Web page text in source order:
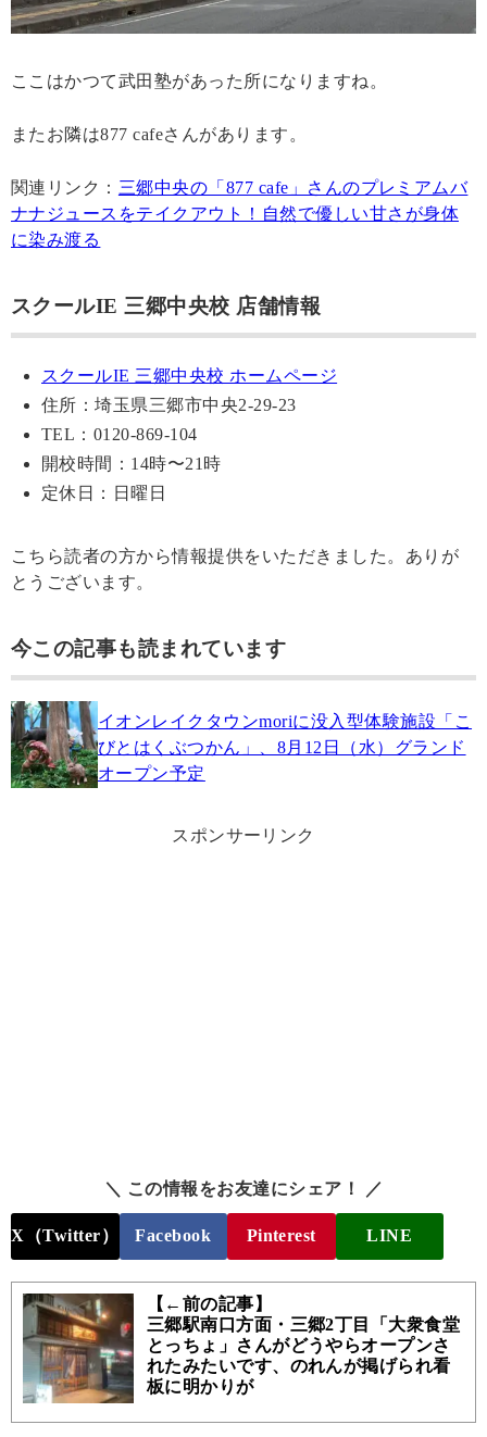
ここはかつて武田塾があった所になりますね。
またお隣は877 cafeさんがあります。
関連リンク： 三郷中央の「877 cafe」さんのプレミアムバ
ナナジュースをテイクアウト！自然で優しい甘さが身体
に染み渡る
スクールIE 三郷中央校 店舗情報
スクールIE 三郷中央校 ホームページ
住所：埼玉県三郷市中央2-29-23
TEL：0120-869-104
開校時間：14時〜21時
定休日：日曜日
こちら読者の方から情報提供をいただきました。ありが
とうございます。
今この記事も読まれています
イオンレイクタウンmoriに没入型体験施設「こ
びとはくぶつかん」、8月12日（水）グランド
オープン予定
スポンサーリンク
＼ この情報をお友達にシェア！ ／
X（Twitter） Facebook Pinterest LINE
【←前の記事】
三郷駅南口方面・三郷2丁目「大衆食堂
とっちょ」さんがどうやらオープンさ
れたみたいです、のれんが掲げられ看
板に明かりが